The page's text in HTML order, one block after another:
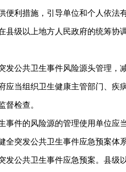
利措施，引导单位和个人依法
级以上地方人民政府的统筹协
发公共卫生事件风险源头管理，
当组织卫生健康主管部门、疾
督检查。
件的风险源的管理使用单位应
全突发公共卫生事件应急预案体
公共卫生事件应急预案。县级